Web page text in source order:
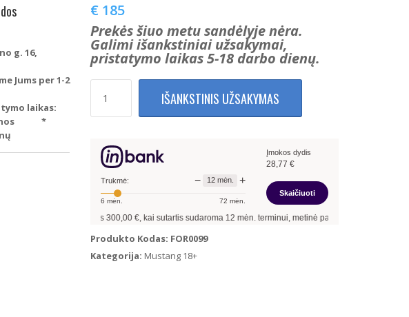
g. 16,
Jums per 1-2
laikas:
*
€ 185
Prekės šiuo metu sandėlyje nėra.
Galimi išankstiniai užsakymai,
pristatymo laikas 5-18 darbo dienų.
kiekis:
grotelės
Juodos
(Komplektas)
IŠANKSTINIS UŽSAKYMAS
Trukmė: − 12mėn. +
6 mėn. 72 mėn.
Įmokos dydis
28,77 €
Skaičiuoti
300,00€, kai sutartis sudaroma12mėn. terminui, metinė palūkanų norma –
Produkto Kodas: FOR0099
Kategorija: Mustang 18+